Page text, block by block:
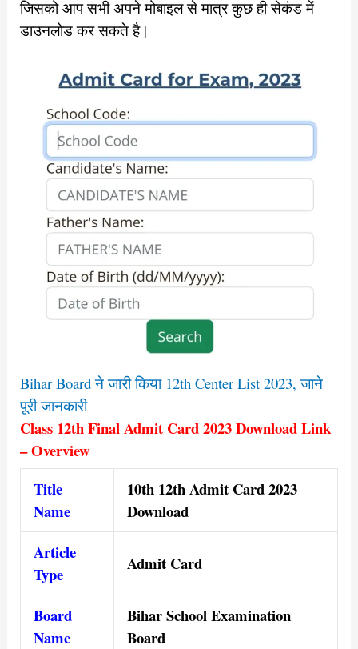
जिसको आप सभी अपने मोबाइल से मात्र कुछ ही सेकंड में
डाउनलोड कर सकते है |
Bihar Board ने जारी किया 12th Center List 2023, जाने
पूरी जानकारी
Class 12th Final Admit Card 2023 Download Link
– Overview
Title
Name
10th 12th Admit Card 2023
Download
Article
Type
Admit Card
Board
Name
Bihar School Examination
Board